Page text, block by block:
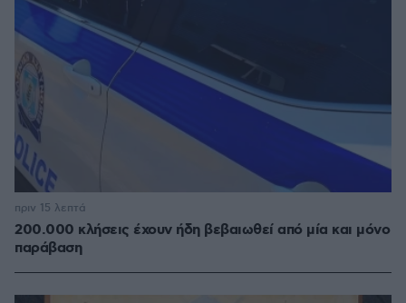
200.000 κλήσεις έχουν ήδη βεβαιωθεί από μία και μόνο
παράβαση
πριν 15 λεπτά